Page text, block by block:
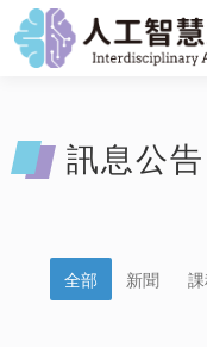
訊息公告
全部 新聞